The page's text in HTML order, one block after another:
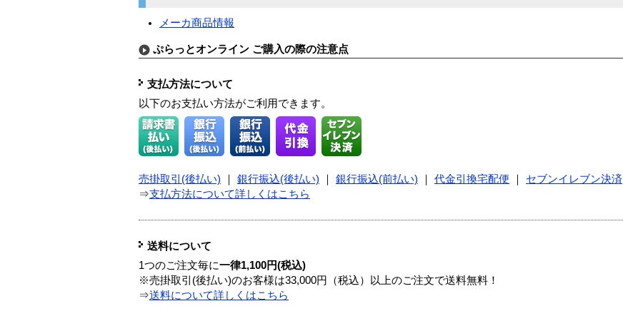
メーカ商品情報
ぷらっとオンライン ご購入の際の注意点
支払方法について
以下のお支払い方法がご利用できます。
売掛取引(後払い) 銀行振込(後払い) 銀行振込(前払い) 代金引換宅配便
セブンイレブン決済
⇒支払方法について詳しくはこちら
送料について
1つのご注文毎に一律1,100円(税込)
※売掛取引(後払い)のお客様は33,000円（税込）以上のご注文で送料無料！
⇒送料について詳しくはこちら